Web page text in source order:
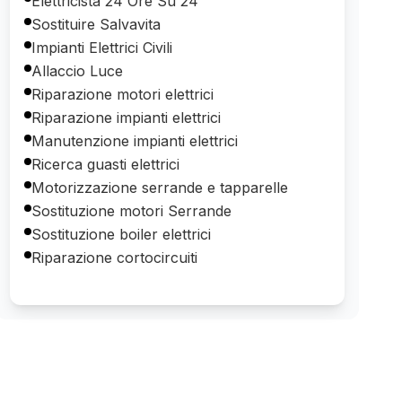
Sostituire Salvavita
Impianti Elettrici Civili
Allaccio Luce
Riparazione motori elettrici
Riparazione impianti elettrici
Manutenzione impianti elettrici
Ricerca guasti elettrici
Motorizzazione serrande e tapparelle
Sostituzione motori Serrande
Sostituzione boiler elettrici
Riparazione cortocircuiti